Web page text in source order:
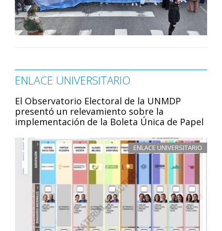
ENLACE UNIVERSITARIO
El Observatorio Electoral de la UNMDP
presentó un relevamiento sobre la
implementación de la Boleta Única de Papel
ENLACE UNIVERSITARIO